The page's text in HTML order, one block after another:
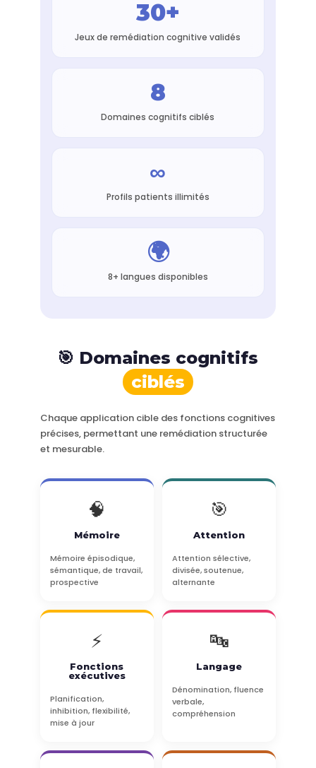
30+
Jeux de remédiation cognitive validés
8
Domaines cognitifs ciblés
∞
Profils patients illimités
🌍
8+ langues disponibles
🎯 Domaines cognitifs
ciblés
Chaque application cible des fonctions cognitives
précises, permettant une remédiation structurée
et mesurable.
🧠
Mémoire
Mémoire épisodique,
sémantique, de travail,
prospective
🎯
Attention
Attention sélective,
divisée, soutenue,
alternante
⚡
Fonctions
exécutives
Planification,
inhibition, flexibilité,
mise à jour
🔤
Langage
Dénomination, fluence
verbale,
compréhension